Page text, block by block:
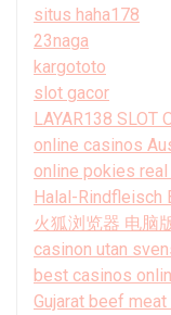
situs haha178
23naga
kargototo
slot gacor
LAYAR138 SLOT
online casinos
online pokies
Halal-Rindfleisch
火狐浏览器 电脑
casinon utan
best casinos
Gujarat beef